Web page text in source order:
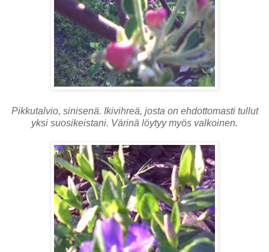
Pikkutalvio, sinisenä. Ikivihreä, josta on ehdottomasti tullut
yksi suosikeistani. Värinä löytyy myös valkoinen.